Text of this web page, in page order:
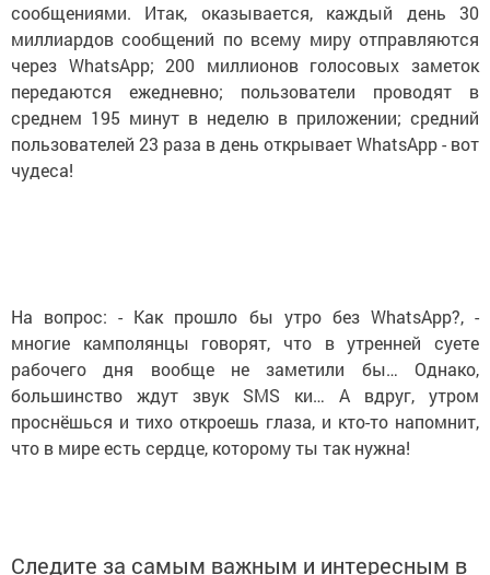
сообщениями. Итак, оказывается, каждый день 30
миллиардов сообщений по всему миру отправляются
через WhatsApp; 200 миллионов голосовых заметок
передаются ежедневно; пользователи проводят в
среднем 195 минут в неделю в приложении; средний
пользователей 23 раза в день открывает WhatsApp - вот
чудеса!
На вопрос: - Как прошло бы утро без WhatsApp?, -
многие камполянцы говорят, что в утренней суете
рабочего дня вообще не заметили бы… Однако,
большинство ждут звук SMS ки… А вдруг, утром
проснёшься и тихо откроешь глаза, и кто-то напомнит,
что в мире есть сердце, которому ты так нужна!
Следите за самым важным и интересным в